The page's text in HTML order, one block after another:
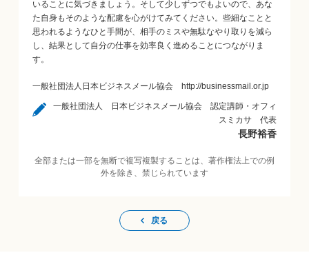
いることに気づきましょう。そして少しずつでもよいので、あな
た自身もそのような配慮を心がけてみてください。些細なことと
思われるようなひと手間が、相手のミスや無駄なやり取りを減ら
し、結果として自分の仕事を効率良く進めることにつながりま
す。
一般社団法人日本ビジネスメール協会 http://businessmail.or.jp
一般社団法人 日本ビジネスメール協会 認定講師・オフィ
スミカサ 代表
長野裕香
全部または一部を無断で複写複製することは、著作権法上での例
外を除き、禁じられています
戻る